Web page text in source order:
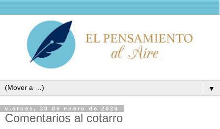
▼
viernes, 30 de enero de 2026
Comentarios al cotarro